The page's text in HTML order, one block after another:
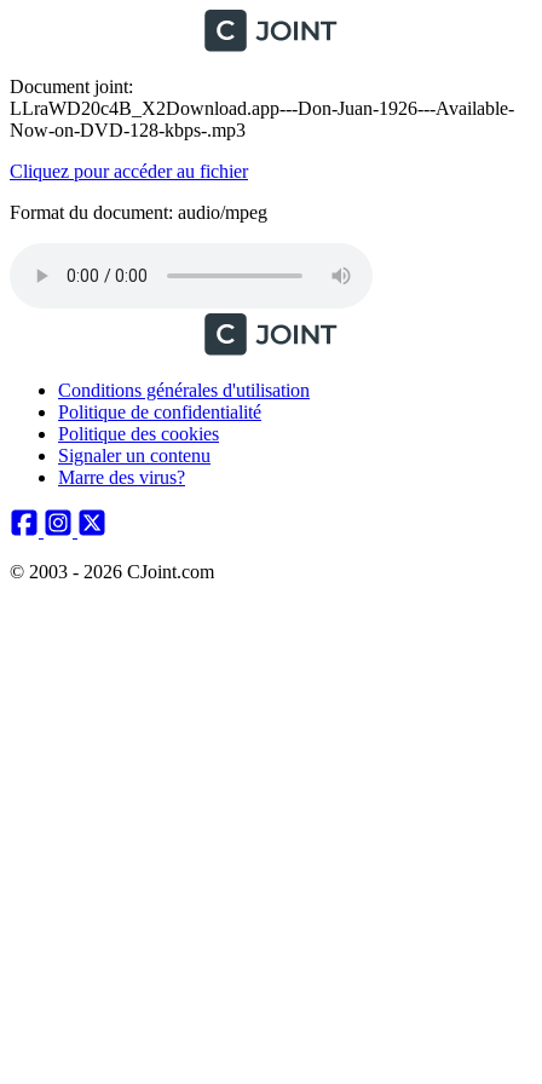
Document joint:
LLraWD20c4B_X2Download.app---Don-Juan-1926---Available-
Now-on-DVD-128-kbps-.mp3
Cliquez pour accéder au fichier
Format du document: audio/mpeg
Conditions générales d'utilisation
Politique de confidentialité
Politique des cookies
Signaler un contenu
Marre des virus?
© 2003 - 2026 CJoint.com